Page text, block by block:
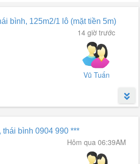
bình, 125m2/1 lô (mặt tiền 5m)
14 giờ trước
Vũ Tuấn
bình 0904 990 ***
Hôm qua 06:39AM